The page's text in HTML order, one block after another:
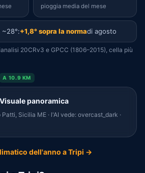
pioggia media del mese
+1,8° sopra la normadi agosto
20CRv3 e GPCC (1806–2015), cella più
A 10.9 KM
panoramica
Patti, Sicilia ME · l'AI vede: overcast_dark ·
dell'anno a Tripi →